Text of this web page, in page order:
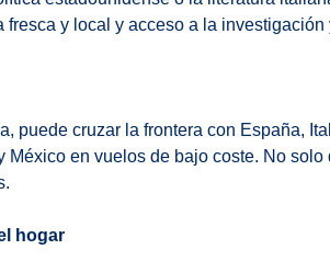
fresca y local y acceso a la investigación
puede cruzar la frontera con España,
México en vuelos de bajo coste. No
hogar